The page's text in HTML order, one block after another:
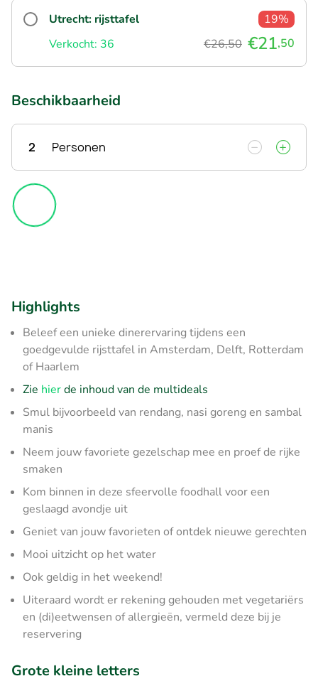
Utrecht: rijsttafel
19%
Verkocht: 36
€26,50 €21,50
Beschikbaarheid
2 Personen
Highlights
Beleef een unieke dinerervaring tijdens een
goedgevulde rijsttafel in Amsterdam, Delft, Rotterdam
of Haarlem
Zie hierde inhoud van de multideals
Smul bijvoorbeeld van rendang, nasi goreng en sambal
manis
Neem jouw favoriete gezelschap mee en proef de rijke
smaken
Kom binnen in deze sfeervolle foodhall voor een
geslaagd avondje uit
Geniet van jouw favorieten of ontdek nieuwe gerechten
Mooi uitzicht op het water
Ook geldig in het weekend!
Uiteraard wordt er rekening gehouden met vegetariërs
en (di)eetwensen of allergieën, vermeld deze bij je
reservering
Grote kleine letters